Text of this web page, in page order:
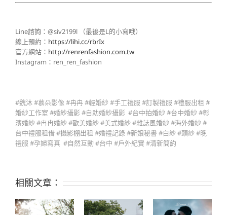
Line諮詢：@siv2199l （最後是L的小寫哦）
線上預約： https://lihi.cc/rbrIx
官方網站： http://renrenfashion.com.tw
Instagram：ren_ren_fashion
#魏沐 #慕朵影像 #冉冉 #輕婚紗 #手工禮服 #訂製禮服 #禮服出租 #
婚紗工作室 #婚紗攝影 #自助婚紗攝影 #台中拍婚紗 #台中婚紗 #彰
濱婚紗 #冉冉婚紗 #歐美婚紗 #美式婚紗 #雜誌風婚紗 #海外婚紗 #
台中禮服租借 #攝影棚出租 #婚禮記錄 #新娘秘書 #白紗 #頭紗 #晚
禮服 #孕婦寫真 #自然互動 #台中 #戶外紀實 #清新簡約
相關文章：